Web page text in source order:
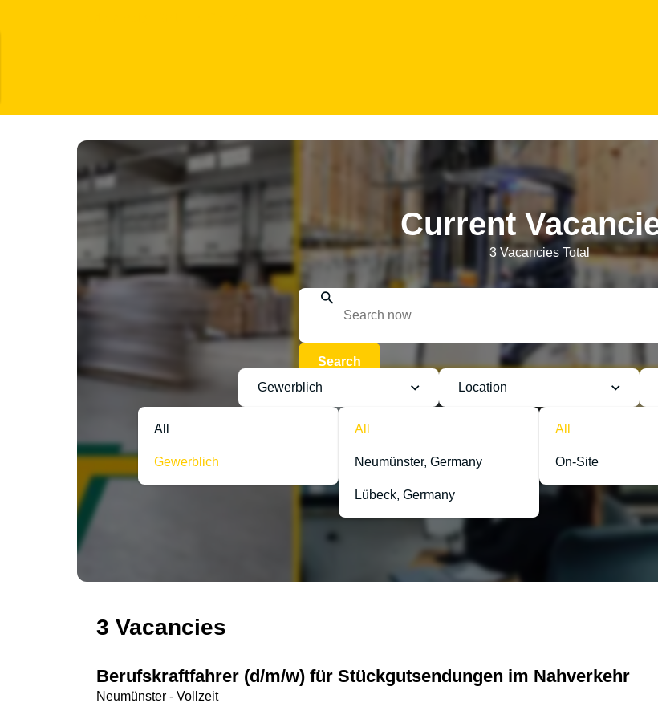
Current
3 Vacancies Total
Search
Gewerblich
All
Gewerblich
Location
All
Neumünster, Germany
Lübeck, Germany
All
On-Site
3 Vacancies
Berufskraftfahrer (d/m/w) für Stückgutsendungen im Nahverkehr
Neumünster - Vollzeit